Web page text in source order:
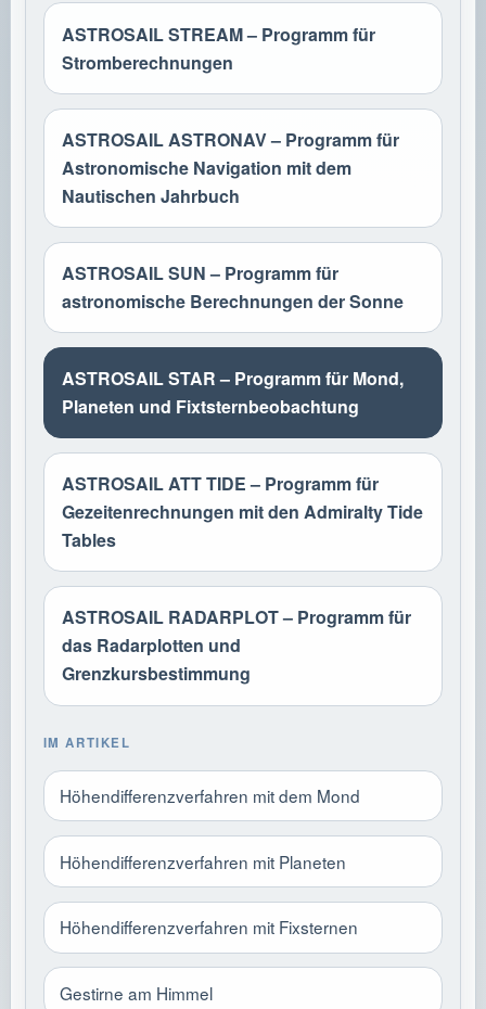
ASTROSAIL STREAM – Programm für
Stromberechnungen
ASTROSAIL ASTRONAV – Programm für
Astronomische Navigation mit dem
Nautischen Jahrbuch
ASTROSAIL SUN – Programm für
astronomische Berechnungen der Sonne
ASTROSAIL STAR – Programm für Mond,
Planeten und Fixtsternbeobachtung
ASTROSAIL ATT TIDE – Programm für
Gezeitenrechnungen mit den Admiralty Tide
Tables
ASTROSAIL RADARPLOT – Programm für
das Radarplotten und
Grenzkursbestimmung
IM ARTIKEL
Höhendifferenzverfahren mit dem Mond
Höhendifferenzverfahren mit Planeten
Höhendifferenzverfahren mit Fixsternen
Gestirne am Himmel